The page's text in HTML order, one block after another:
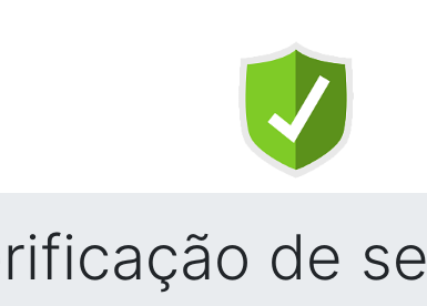
de